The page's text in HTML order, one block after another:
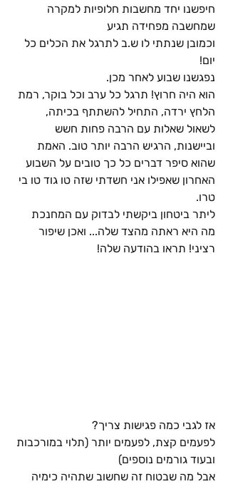
חיפשנו יחד מחשבות חלופיות למקרה
שמחשבה מפחידה תגיע
וכמובן שנתתי לו ש.ב לתרגל את הכלים כל
יום!
נפגשנו שבוע לאחר מכן.
הוא היה חרוץ! תרגל כל ערב וכל בוקר, רמת
הלחץ ירדה, התחיל להשתתף בכיתה,
לשאול שאלות עם הרבה פחות חשש
וביישנות, הרגיש הרבה יותר טוב. האמת
שהוא סיפר דברים כל כך טובים על השבוע
האחרון שאפילו אני חשדתי שזה טו גוד טו בי
טרו.
ליתר ביטחון ביקשתי לבדוק עם המחנכת
מה היא ראתה מהצד שלה... ואכן שיפור
רציני! תראו בהודעה שלה!
אז לגבי כמה פגישות צריך?
לפעמים קצת, לפעמים יותר (תלוי במורכבות
ובעוד גורמים נוספים)
אבל מה שבטוח זה שחשוב שתהיה כימיה